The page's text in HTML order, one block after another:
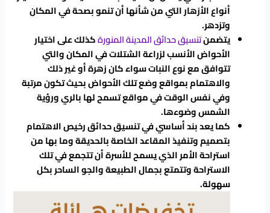
أنواع الأزهار التي من شأنها أن تنمو بصحة في المكان
وتزدهر.
يتضمنتنسيق حدائق المدينة المنورةكذلك على اختيار
الأحواض الأنسب لزراعة الشتلات في المكان والتي
تتوافق مع نوع النبات سواء كان زهرة أو غير ذلك
والاهتمام بمواقع وضع تلك الأحواض بحيث تكون مرتبة
وفي نفس الوقت في مواقع تسمح لها بالري ورؤية
الشمس وضوءها.
كما يعد بند أساسي في تنسيق حدائق رخيص الاهتمام
بتصميم وتنفيذ المقاعد الخاصة بالحديقة وما بها من
استراحة الأمر الذي يسمح للأسرة أن تتجمع في تلك
الاستراحة وتتمتع بجمال الطبيعة والجو الساحر بكل
سهولة.